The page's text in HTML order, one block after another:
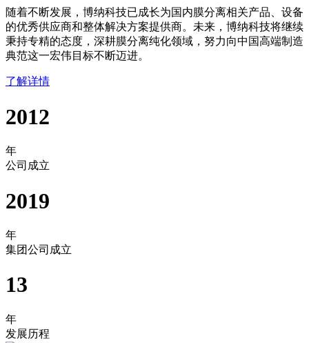
随着不断发展，博纳科技已成长为国内膜分离相关产品、设备
的优秀供应商和整体解决方案提供商。未来，博纳科技将继续
秉持专精的态度，深耕膜分离纯化领域，努力向中国高端制造
典范这一宏伟目标不断迈进。
了解详情
2012
年
公司成立
2019
年
集团公司成立
13
年
发展历程